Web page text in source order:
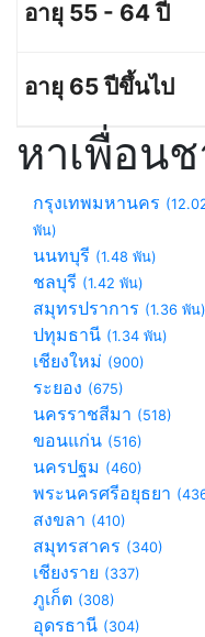
หาเพื่อน
กรุงเทพมหานคร
พัน)
นนทบุรี (1.48 พัน)
ชลบุรี (1.42 พัน)
สมุทรปราการ (1.36 พัน)
ปทุมธานี (1.34 พัน)
เชียงใหม่ (900)
ระยอง (675)
นครราชสีมา (518)
ขอนแก่น (516)
นครปฐม (460)
พระนครศรีอยุธยา
สงขลา (410)
สมุทรสาคร (340)
เชียงราย (337)
ภูเก็ต (308)
อุดรธานี (304)